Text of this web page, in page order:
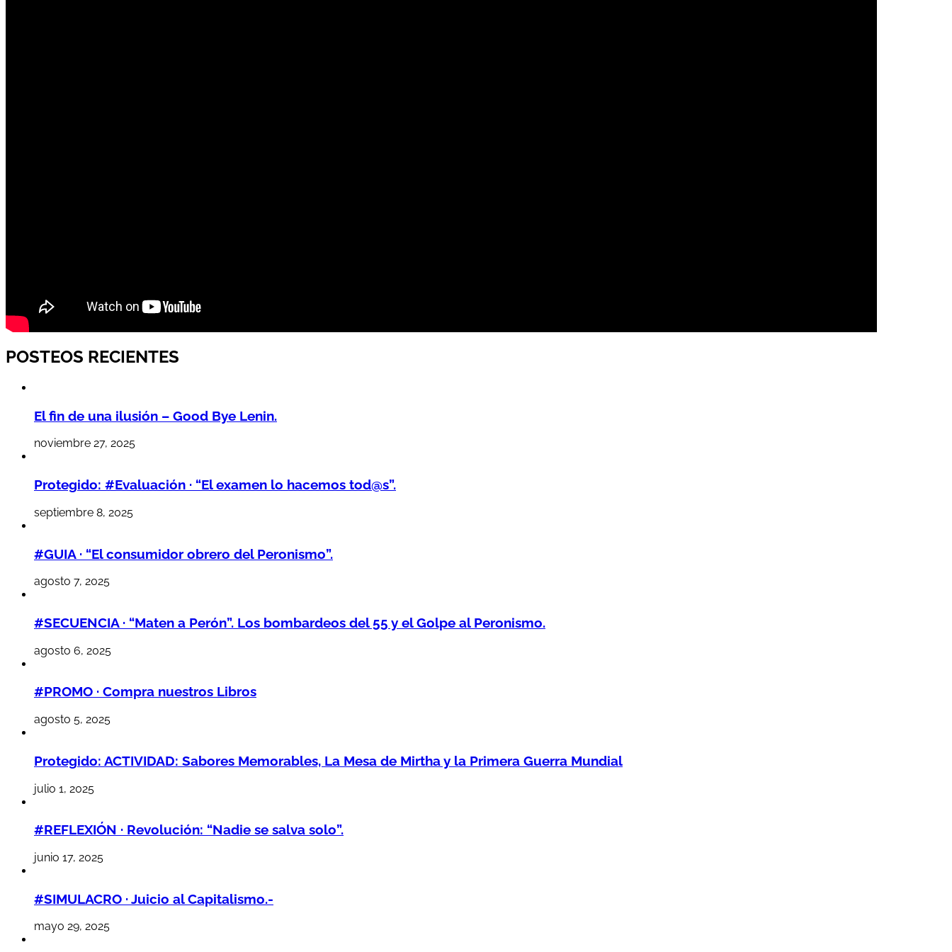
POSTEOS RECIENTES
El fin de una ilusión – Good Bye Lenin.
noviembre 27, 2025
Protegido: #Evaluación · “El examen lo hacemos tod@s”.
septiembre 8, 2025
#GUIA · “El consumidor obrero del Peronismo”.
agosto 7, 2025
#SECUENCIA · “Maten a Perón”. Los bombardeos del 55 y el Golpe al Peronismo.
agosto 6, 2025
#PROMO · Compra nuestros Libros
agosto 5, 2025
Protegido: ACTIVIDAD: Sabores Memorables, La Mesa de Mirtha y la Primera Guerra Mundial
julio 1, 2025
#REFLEXIÓN · Revolución: “Nadie se salva solo”.
junio 17, 2025
#SIMULACRO · Juicio al Capitalismo.-
mayo 29, 2025